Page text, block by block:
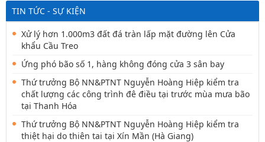
TIN TỨC - SỰ KIỆN
Xử lý hơn 1.000m3 đất đá tràn lấp mặt đường lên Cửa
khẩu Cầu Treo
Ứng phó bão số 1, hàng không đóng cửa 3 sân bay
Thứ trưởng Bộ NN&PTNT Nguyễn Hoàng Hiệp kiểm tra
chất lượng các công trình đê điều tại trước mùa mưa bão
tại Thanh Hóa
Thứ trưởng Bộ NN&PTNT Nguyễn Hoàng Hiệp kiểm tra
thiệt hại do thiên tai tại Xín Mần (Hà Giang)